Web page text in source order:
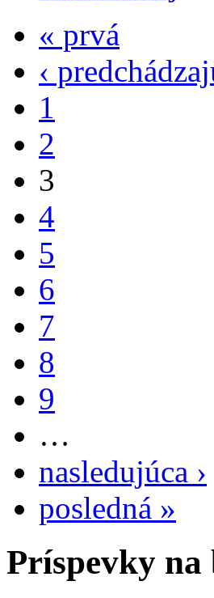
« prvá
‹
1
2
3
4
5
6
7
8
9
…
nasledujúca ›
posledná »
Príspevky na